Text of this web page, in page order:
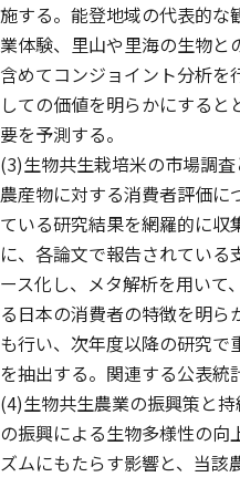
施する。能登地域の代表的な
業体験、里山や里海の生物と
含めてコンジョイント分析を
しての価値を明らかにする
要を予測する。
(3)生物共生栽培米の市場調
農産物に対する消費者評価に
ている研究結果を網羅的に収
に、各論文で報告されてい
ース化し、メタ解析を用いて
る日本の消費者の特徴を明
も行い、次年度以降の研究で
を抽出する。関連する公表統
(4)生物共生農業の振興策と
の振興による生物多様性の向
ズムにもたらす影響と、当該